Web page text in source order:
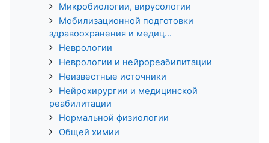
Микробиологии, вирусологии
Мобилизационной подготовки
здравоохранения и медиц...
Неврологии
Неврологии и нейрореабилитации
Неизвестные источники
Нейрохирургии и медицинской
реабилитации
Нормальной физиологии
Общей химии